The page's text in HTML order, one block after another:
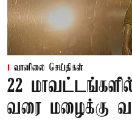
வானிலை செய்திகள்
22
வரை மழைக்கு